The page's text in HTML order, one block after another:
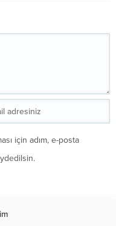
için adım, e-posta